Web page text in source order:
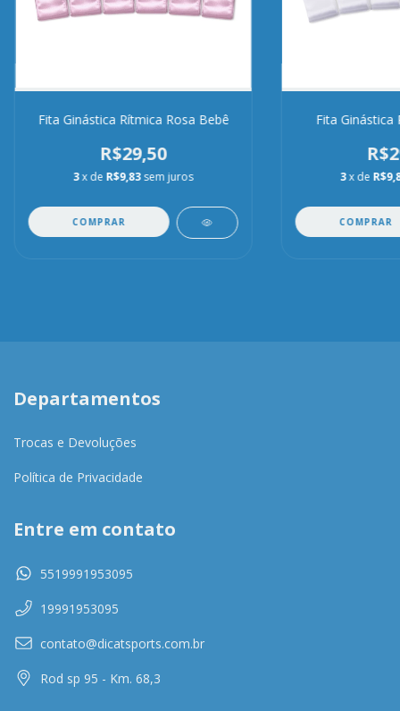
Fita Ginástica Rítmica Rosa Bebê
R$29,50
3x de R$9,83sem juros
COMPRAR
Fita Ginástica
3x de
COMPRAR
Departamentos
Trocas e Devoluções
Política de Privacidade
Entre em contato
5519991953095
19991953095
contato@dicatsports.com.br
Rod sp 95 - Km. 68,3